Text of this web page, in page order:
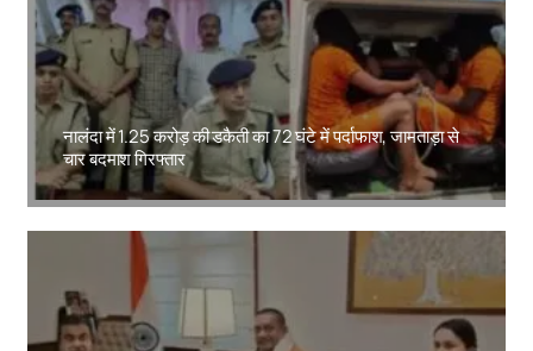
नालंदा में 1.25 करोड़ की डकैती का 72 घंटे में पर्दाफाश, जामताड़ा से
चार बदमाश गिरफ्तार
Amit Lekh